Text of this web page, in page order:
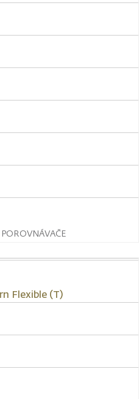
Flexible (T)